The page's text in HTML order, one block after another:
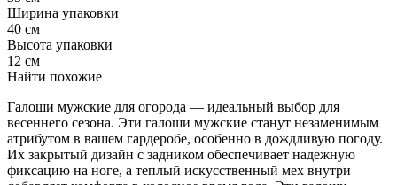
Ширина упаковки
40 см
Высота упаковки
12 см
Найти похожие
Галоши мужские для огорода — идеальный выбор для
весеннего сезона. Эти галоши мужские станут незаменимым
атрибутом в вашем гардеробе, особенно в дождливую погоду.
Их закрытый дизайн с задником обеспечивает надежную
фиксацию на ноге, а теплый искусственный мех внутри